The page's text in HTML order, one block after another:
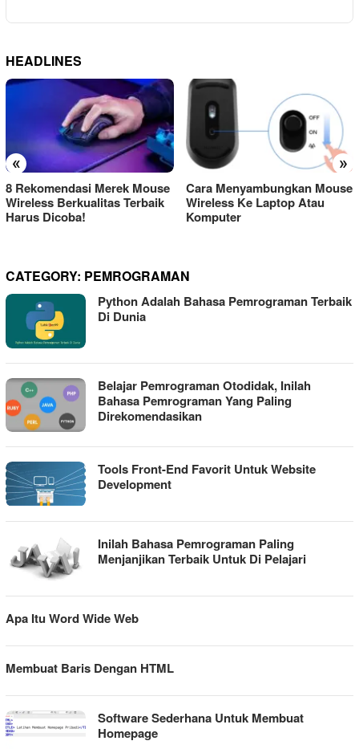
HEADLINES
« »
8 Rekomendasi Merek Mouse
Wireless Berkualitas Terbaik
Harus Dicoba!
Cara Menyambungkan Mouse
Wireless Ke Laptop Atau
Komputer
CATEGORY: PEMROGRAMAN
Python Adalah Bahasa Pemrograman Terbaik
Di Dunia
Belajar Pemrograman Otodidak, Inilah
Bahasa Pemrograman Yang Paling
Direkomendasikan
Tools Front-End Favorit Untuk Website
Development
Inilah Bahasa Pemrograman Paling
Menjanjikan Terbaik Untuk Di Pelajari
Apa Itu Word Wide Web
Membuat Baris Dengan HTML
Software Sederhana Untuk Membuat
Homepage